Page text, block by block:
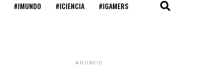
#IMUNDO #ICIENCIA #IGAMERS
ANUNCIO